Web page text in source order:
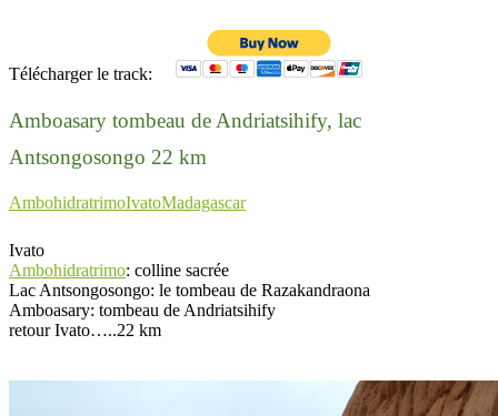
Télécharger le track:
Amboasary tombeau de Andriatsihify, lac
Antsongosongo 22 km
AmbohidratrimoIvatoMadagascar
Ivato
Ambohidratrimo: colline sacrée
Lac Antsongosongo: le tombeau de Razakandraona
Amboasary: tombeau de Andriatsihify
retour Ivato…..22 km